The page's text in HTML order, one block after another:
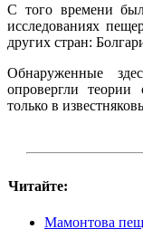
С того времени
исследованиях
других стран:
Обнаруженные
опровергли
только в
Читайте:
Мамонтова